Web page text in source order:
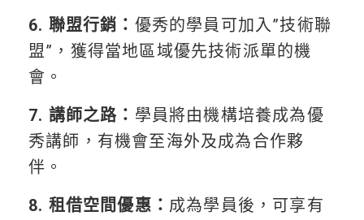
6. 聯盟行銷： 優秀的學員可加入”技術聯
盟”，獲得當地區域優先技術派單的機
會。
7. 講師之路： 學員將由機構培養成為優
秀講師，有機會至海外及成為合作夥
伴。
8. 租借空間優惠： 成為學員後，可享有